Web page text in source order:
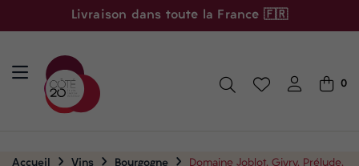
Livraison dans toute la France 🇫🇷
0
Accueil Vins Bourgogne
Domaine Joblot, Givry, Prélude,